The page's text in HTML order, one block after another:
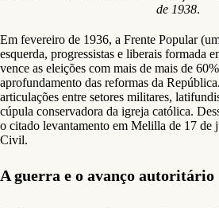
de 1938.
Em fevereiro de 1936, a Frente Popular
esquerda, progressistas e liberais formada
vence as eleições com mais de mais de
aprofundamento das reformas da
articulações entre setores militares,
cúpula conservadora da igreja católica.
o citado levantamento em Melilla de 17 de
Civil.
A guerra e o avanço autoritário